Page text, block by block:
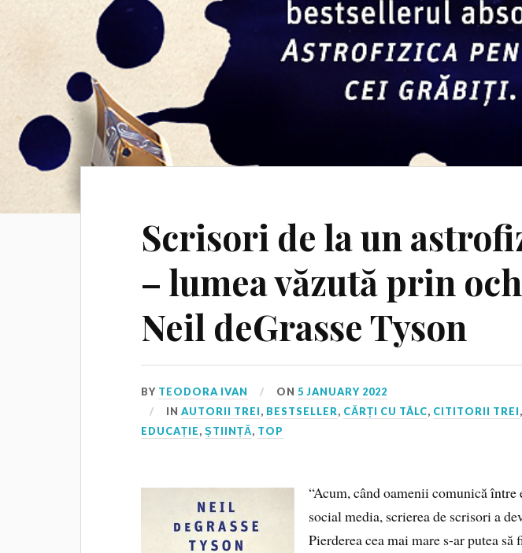
Scrisori de la un
– lumea văzută prin
Neil deGrasse Tyson
BY TEODORA IVAN ON5 JANUARY 2022
INAUTORII TREI, BESTSELLER, CĂRȚI CU TÂLC, CITITORII TREI,
EDUCAȚIE,ȘTIINȚĂ, TOP
“Acum, când oamenii comunică între
social media, scrierea de scrisori a
Pierderea cea mai mare s-ar putea să